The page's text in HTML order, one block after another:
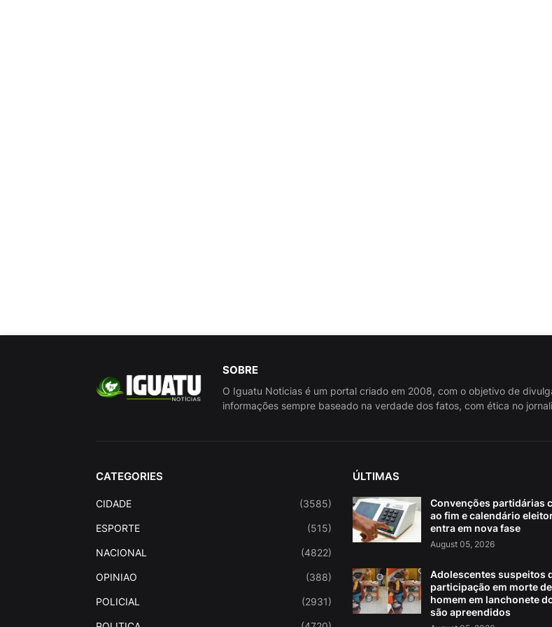
SOBRE
O Iguatu Noticias é um portal criado em 2008, com o objetivo de
informações sempre baseado na verdade dos fatos, com ética no
CATEGORIES
CIDADE (3585)
ESPORTE (515)
NACIONAL (4822)
OPINIAO (388)
POLICIAL (2931)
ÚLTIMAS
Convenções partidárias
ao fim e calendário
entra em nova fase
August 05, 2026
Adolescentes suspeitos
participação em morte de
homem em lanchonete
são apreendidos